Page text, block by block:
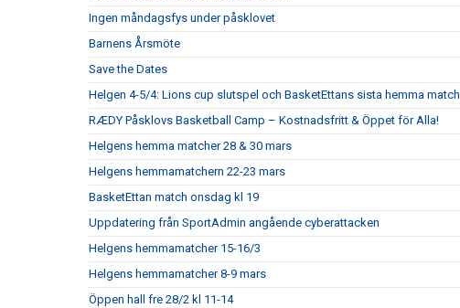
Ingen måndagsfys under påsklovet
Barnens Årsmöte
Save the Dates
Helgen 4-5/4: Lions cup slutspel och BasketEttans sista hemma match
RÆDY Påsklovs Basketball Camp – Kostnadsfritt & Öppet för Alla!
Helgens hemma matcher 28 & 30 mars
Helgens hemmamatchern 22-23 mars
BasketEttan match onsdag kl 19
Uppdatering från SportAdmin angående cyberattacken
Helgens hemmamatcher 15-16/3
Helgens hemmamatcher 8-9 mars
Öppen hall fre 28/2 kl 11-14